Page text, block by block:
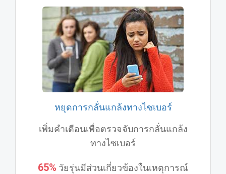
หยุดการกลั่นแกล้งทางไซเบอร์
เพิ่มคําเตือนเพื่อตรวจจับการกลั่นแกล้ง
ทางไซเบอร์
65% วัยรุ่นมีส่วนเกี่ยวข้องในเหตุการณ์